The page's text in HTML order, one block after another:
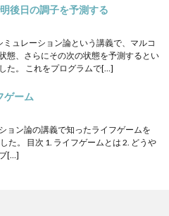
後日の調子を予測する
ュレーション論という講義で、マルコ
態、さらにその次の状態を予測するとい
た。 これをプログラムで[…]
ゲーム
ョン論の講義で知ったライフゲームを
た。 目次 1. ライフゲームとは 2. どうや
[…]